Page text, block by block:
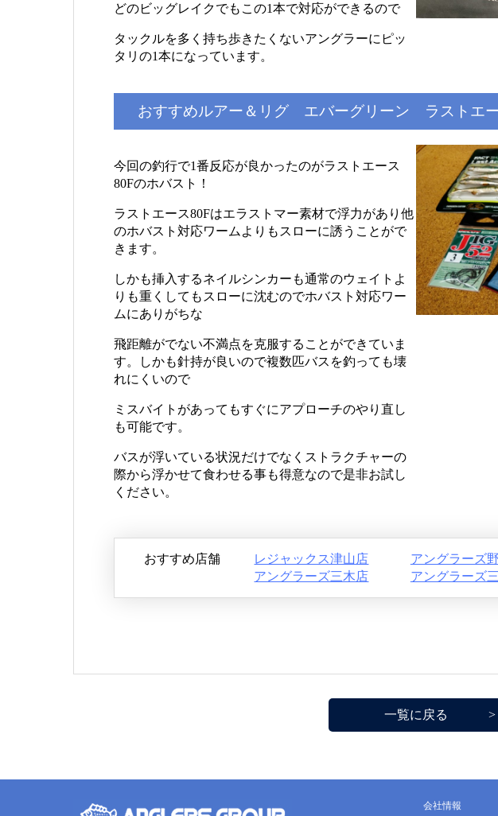
どのビッグレイクでもこの1本で対応ができるので
タックルを多く持ち歩きたくないアングラーにピッ
タリの1本になっています。
おすすめルアー＆リグ エバーグリーン ラストエ
今回の釣行で1番反応が良かったのがラストエース
80Fのホバスト！
ラストエース80Fはエラストマー素材で浮力があり他
のホバスト対応ワームよりもスローに誘うことがで
きます。
しかも挿入するネイルシンカーも通常のウェイトよ
りも重くしてもスローに沈むのでホバスト対応ワー
ムにありがちな
飛距離がでない不満点を克服することができていま
す。しかも針持が良いので複数匹バスを釣っても壊
れにくいので
ミスバイトがあってもすぐにアプローチのやり直し
も可能です。
バスが浮いている状況だけでなくストラクチャーの
際から浮かせて食わせる事も得意なので是非お試し
ください。
おすすめ店舗 レジャックス津山店 アングラーズ
アングラーズ三木店
アングラーズ
一覧に戻る
会社情報